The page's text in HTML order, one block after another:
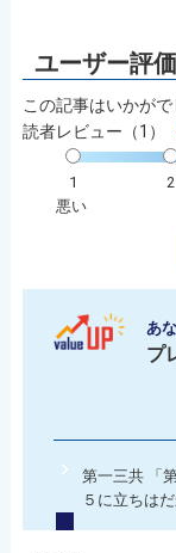
この記事はいかがで
読者レビュー（1）
1 2
悪い
あ
プ
第一三共 「
５に立ちは